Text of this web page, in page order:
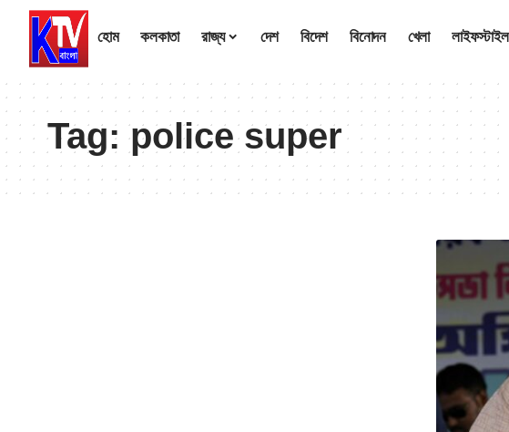
হোম কলকাতা রাজ্য দেশ বিদেশ বিনোদন খেলা লাইফস্টাইল
Tag:police super